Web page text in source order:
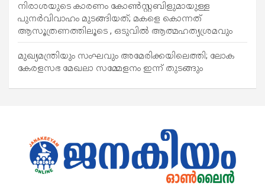
നിരാശയുടെ കാരണം കോണ്‍സ്റ്റബിളുമായുള്ള
പുനര്‍വിവാഹം മുടങ്ങിയത്; മകളെ കൊന്നത്
ആസൂത്രണത്തിലൂടെ , ഒടുവിൽ ആത്മഹത്യശ്രമവും
മുഖ്യമന്ത്രിയും സംഘവും അമേരിക്കയിലെത്തി; ലോക
കേരളസഭ മേഖലാ സമ്മേളനം ഇന്ന് തുടങ്ങും